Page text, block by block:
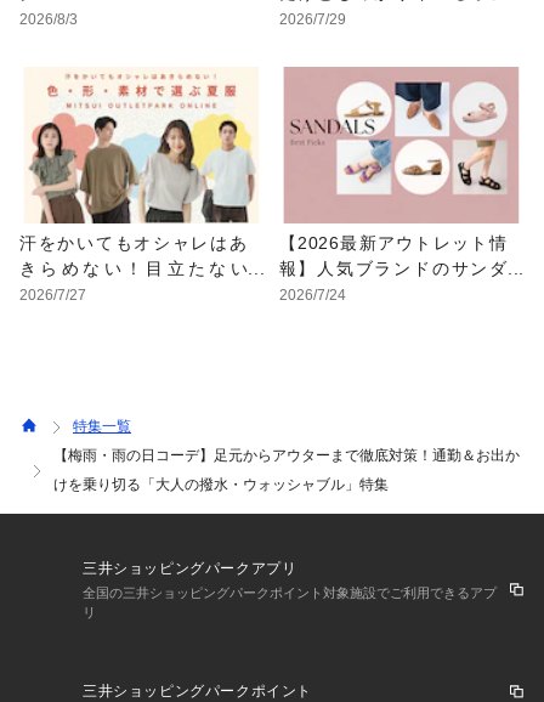
2026/8/3
ャレウェア特集
2026/7/29
汗をかいてもオシャレはあ
きらめない！目立たない
色・形・素材の服をアウト
2026/7/27
【2026最新アウトレット情
報】人気ブランドのサンダ
ルが最大70%OFF！おすす
2026/7/24
特集一覧
【梅雨・雨の日コーデ】足元からアウターまで徹底対策！通勤＆お出か
けを乗り切る「大人の撥水・ウォッシャブル」特集
三井ショッピングパークアプリ
全国の三井ショッピングパークポイント対象施設でご利用できるアプ
リ
三井ショッピングパークポイント